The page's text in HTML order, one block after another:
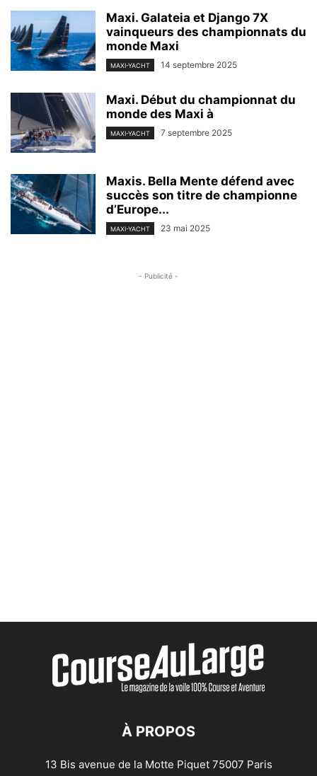
Maxi. Galateia et Django 7X
vainqueurs des championnats du
monde Maxi
MAXI-YACHT 14 septembre 2025
Maxi. Début du championnat du
monde des Maxi à
MAXI-YACHT 7 septembre 2025
Maxis. Bella Mente défend avec
succès son titre de championne
d’Europe...
MAXI-YACHT 23 mai 2025
- Publicité -
À PROPOS
13 Bis avenue de la Motte Piquet 75007 Paris